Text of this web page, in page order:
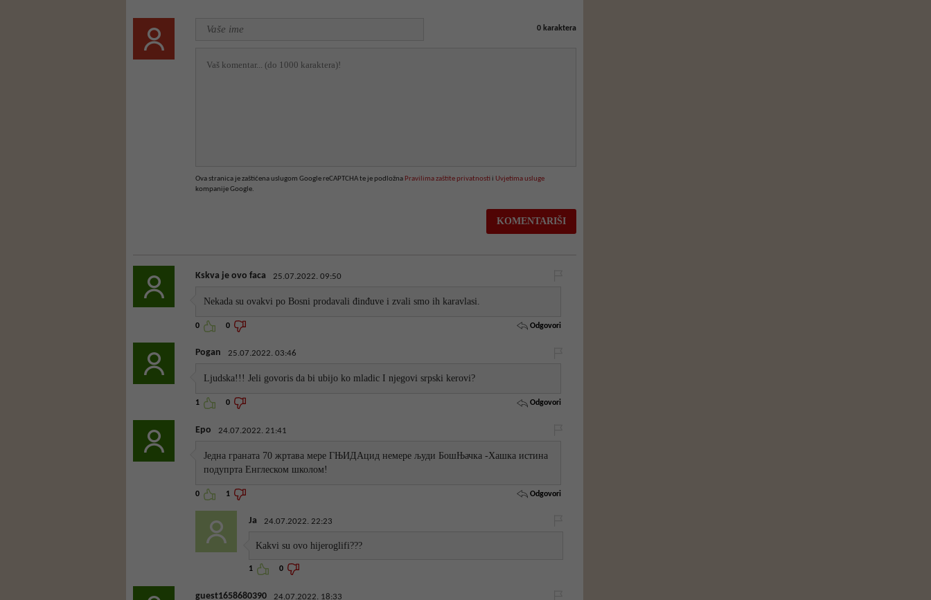
0karaktera
Ova stranica je zaštićena uslugom Google reCAPTCHA te je podložna Pravilima zaštite privatnostii Uvjetima usluge
kompanije Google.
Kskva je ovo faca 25.07.2022. 09:50
Nekada su ovakvi po Bosni prodavali đinđuve i zvali smo ih karavlasi.
0 0 Odgovori
Pogan 25.07.2022. 03:46
Ljudska!!! Jeli govoris da bi ubijo ko mladic I njegovi srpski kerovi?
1 0 Odgovori
Еро 24.07.2022. 21:41
Једна граната 70 жртава мере ГЊИДАцид немере људи БошЊачка -Хашка истина
подупрта Енглеском школом!
0 1 Odgovori
Ja 24.07.2022. 22:23
Kakvi su ovo hijeroglifi???
1 0
guest1658680390 24.07.2022. 18:33